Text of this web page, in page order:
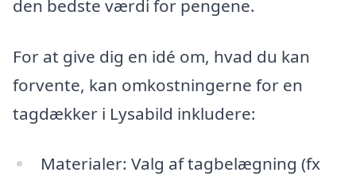
den bedste værdi for pengene.
For at give dig en idé om, hvad du kan
forvente, kan omkostningerne for en
tagdækker i Lysabild inkludere:
Materialer: Valg af tagbelægning (fx